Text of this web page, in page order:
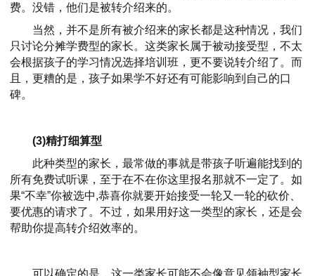
费。没错，他们是被转介绍来的。
当然，并不是所有被介绍来的家长都是这种情况，我们
只讨论分摊学费型的家长。 这类家长属于被动接受型，不太
会根据孩子的学习情况选择培训班，更不要说转介绍了。而
且，更糟的是，孩子如果学不好还有可能影响到自己的口
碑。
(3)精打细算型
此种类型的家长，最常做的事就是带孩子听遍能找到的
所有免费试听课，至于在不在你这里报名那就不一定了。如
果“不幸”你被选中,恭喜你就要开始接受一轮又一轮的砍价、
要优惠的请求了。不过，如果用好这一类型的家长，还是会
帮助你提高转介绍效率的。